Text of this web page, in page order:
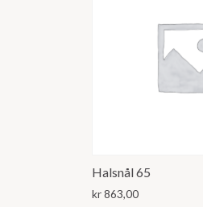
Halsnål 65
kr863,00